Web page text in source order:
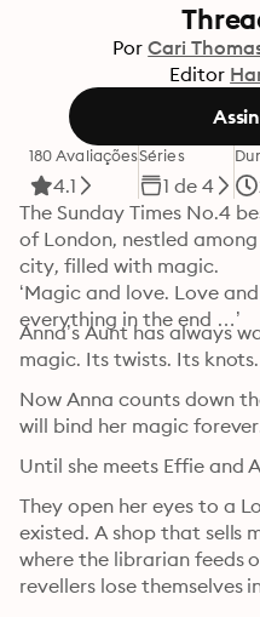
Por Cari
Editor
180 Avaliações
4.1
Séries
1 de 4
The Sunday Times No.4
of London, nestled
city, filled with magic.
‘Magic and love. Love
everything in the end …’
Anna’s Aunt has always
magic. Its twists. Its
Now Anna counts down
will bind her magic
Until she meets Effie and
They open her eyes to a
existed. A shop that sells
where the librarian feeds
revellers lose themselves